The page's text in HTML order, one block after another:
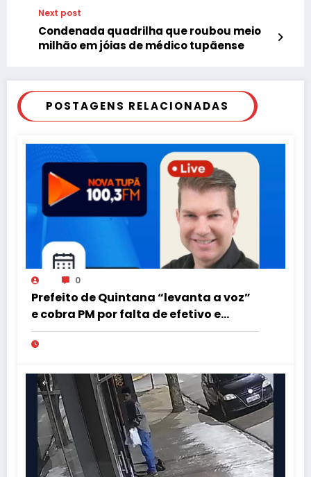
Next post
Condenada quadrilha que roubou meio
milhão em jóias de médico tupãense
POSTAGENS RELACIONADAS
0
Prefeito de Quintana “levanta a voz”
e cobra PM por falta de efetivo e
viaturas na região